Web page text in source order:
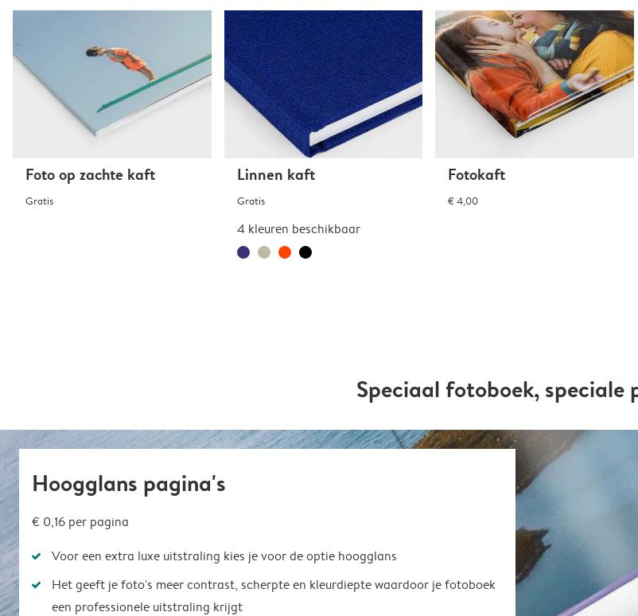
Foto op zachte kaft
Gratis
Linnen kaft
Gratis
4 kleuren beschikbaar
Fotokaft
€ 4,00
Speciaal fotoboek, speciale
Hoogglans pagina's
€ 0,16 per pagina
Voor een extra luxe uitstraling kies je voor de optie hoogglans
Het geeft je foto's meer contrast, scherpte en kleurdiepte waardoor je fotoboek
een professionele uitstraling krijgt